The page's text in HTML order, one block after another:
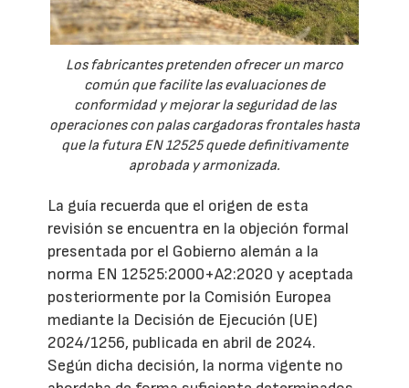
Los fabricantes pretenden ofrecer un marco
común que facilite las evaluaciones de
conformidad y mejorar la seguridad de las
operaciones con palas cargadoras frontales hasta
que la futura EN 12525 quede definitivamente
aprobada y armonizada.
La guía recuerda que el origen de esta
revisión se encuentra en la objeción formal
presentada por el Gobierno alemán a la
norma EN 12525:2000+A2:2020 y aceptada
posteriormente por la Comisión Europea
mediante la Decisión de Ejecución (UE)
2024/1256, publicada en abril de 2024.
Según dicha decisión, la norma vigente no